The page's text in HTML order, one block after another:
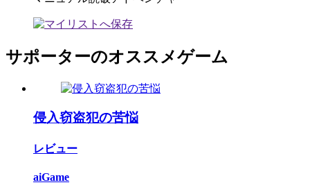
サポーターのオススメゲーム
侵入窃盗犯の苦悩
レビュー
aiGame